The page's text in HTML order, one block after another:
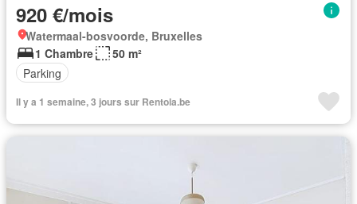
920 €/mois
Watermaal-bosvoorde, Bruxelles
1 Chambre
50 m²
Parking
Il y a 1 semaine, 3 jours sur Rentola.be